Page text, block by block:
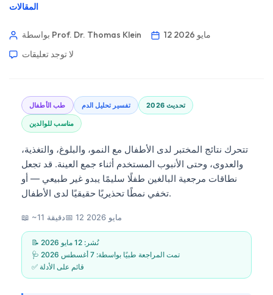
المقالات
بواسطة Prof. Dr. Thomas Klein
12 مايو 2026
لا توجد تعليقات
طب الأطفال تفسير تحليل الدم تحديث 2026
مناسب للوالدين
تتحرك نتائج المختبر لدى الأطفال مع النمو، والبلوغ، والتغذية،
والعدوى، وحتى الأنبوب المستخدم أثناء جمع العينة. قد تجعل
نطاقات مرجعية البالغين طفلًا سليمًا يبدو غير طبيعي — أو
تخفي نمطًا تحذيريًا حقيقيًا لدى الأطفال.
📖 ~11 دقيقة📅 12 مايو 2026
📝 نُشر: 12 مايو 2026
🩺 تمت المراجعة طبيًا بواسطة: 7 أغسطس 2026
✅ قائم على الأدلة